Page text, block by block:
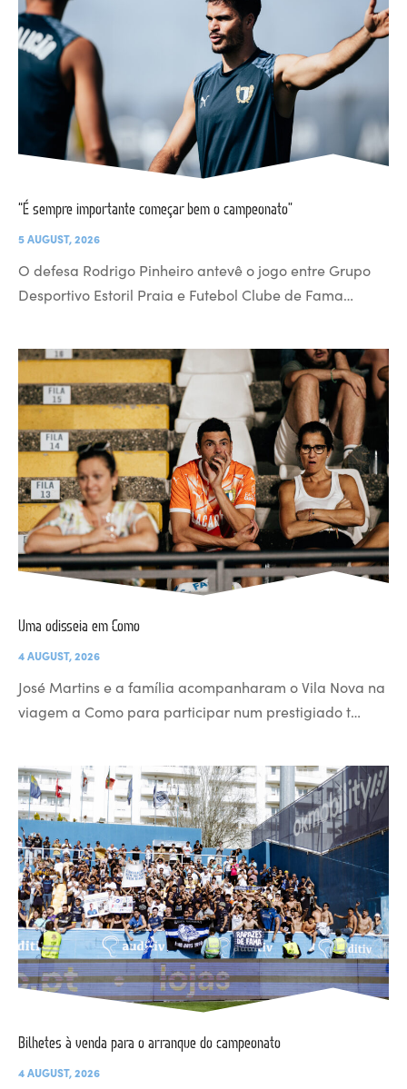
“É sempre importante começar bem o campeonato”
5 AUGUST, 2026
O defesa Rodrigo Pinheiro antevê o jogo entre Grupo
Desportivo Estoril Praia e Futebol Clube de Fama…
Uma odisseia em Como
4 AUGUST, 2026
José Martins e a família acompanharam o Vila Nova na
viagem a Como para participar num prestigiado t…
Bilhetes à venda para o arranque do campeonato
4 AUGUST, 2026